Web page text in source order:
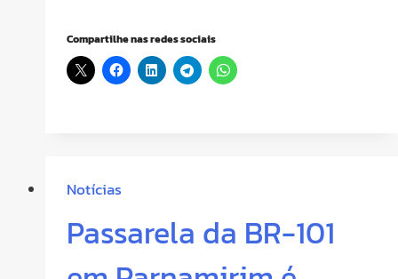
Compartilhe nas redes sociais
Notícias
Passarela da BR-101